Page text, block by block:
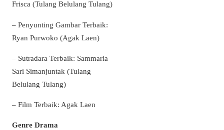
Frisca (Tulang Belulang Tulang)
– Penyunting Gambar Terbaik:
Ryan Purwoko (Agak Laen)
– Sutradara Terbaik: Sammaria
Sari Simanjuntak (Tulang
Belulang Tulang)
– Film Terbaik: Agak Laen
Genre Drama